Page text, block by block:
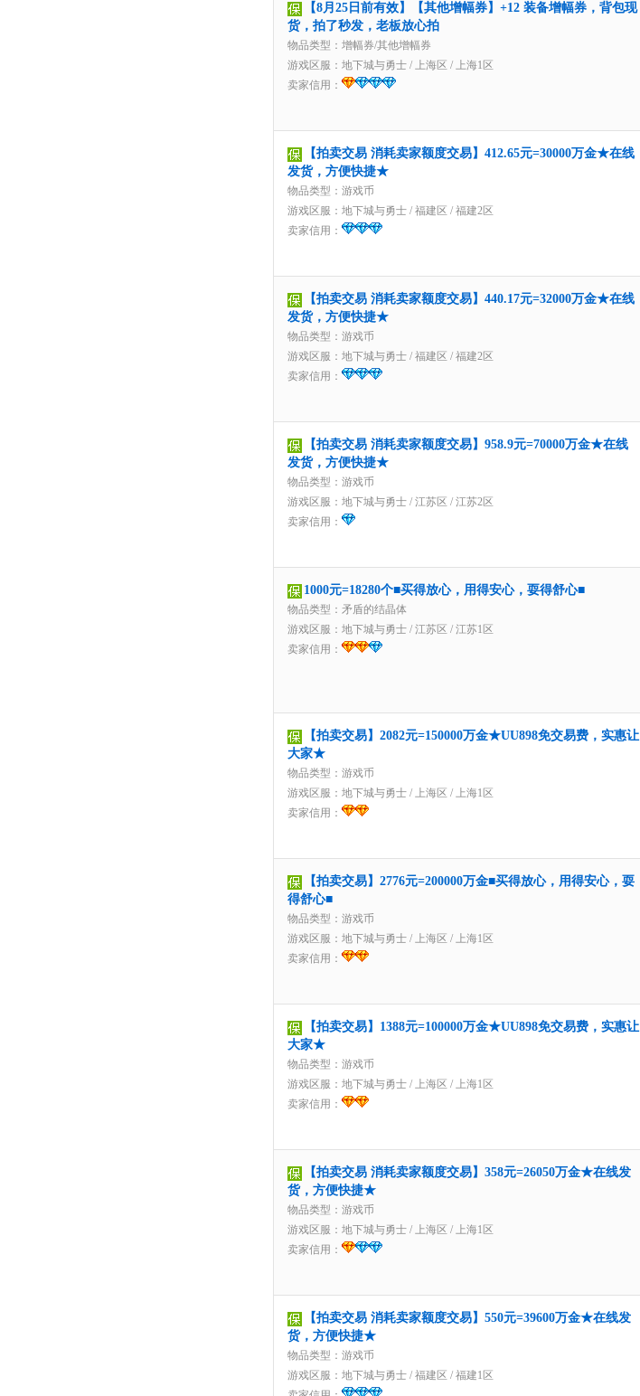
【8月25日前有效】【其他增幅券】+12 装备增幅券，背包现
货，拍了秒发，老板放心拍
物品类型：增幅券/其他增幅券
游戏区服： 地下城与勇士 / 上海区 / 上海1区
卖家信用：
【拍卖交易 消耗卖家额度交易】412.65元=30000万金★在线
发货，方便快捷★
物品类型：游戏币
游戏区服： 地下城与勇士 / 福建区 / 福建2区
卖家信用：
【拍卖交易 消耗卖家额度交易】440.17元=32000万金★在线
发货，方便快捷★
物品类型：游戏币
游戏区服： 地下城与勇士 / 福建区 / 福建2区
卖家信用：
【拍卖交易 消耗卖家额度交易】958.9元=70000万金★在线
发货，方便快捷★
物品类型：游戏币
游戏区服： 地下城与勇士 / 江苏区 / 江苏2区
卖家信用：
1000元=18280个■买得放心，用得安心，耍得舒心■
物品类型：矛盾的结晶体
游戏区服： 地下城与勇士 / 江苏区 / 江苏1区
卖家信用：
【拍卖交易】2082元=150000万金★UU898免交易费，实惠让
大家★
物品类型：游戏币
游戏区服： 地下城与勇士 / 上海区 / 上海1区
卖家信用：
【拍卖交易】2776元=200000万金■买得放心，用得安心，耍
得舒心■
物品类型：游戏币
游戏区服： 地下城与勇士 / 上海区 / 上海1区
卖家信用：
【拍卖交易】1388元=100000万金★UU898免交易费，实惠让
大家★
物品类型：游戏币
游戏区服： 地下城与勇士 / 上海区 / 上海1区
卖家信用：
【拍卖交易 消耗卖家额度交易】358元=26050万金★在线发
货，方便快捷★
物品类型：游戏币
游戏区服： 地下城与勇士 / 上海区 / 上海1区
卖家信用：
【拍卖交易 消耗卖家额度交易】550元=39600万金★在线发
货，方便快捷★
物品类型：游戏币
游戏区服： 地下城与勇士 / 福建区 / 福建1区